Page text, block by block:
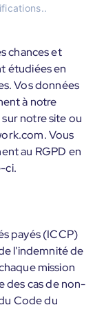
chances et
étudiées en
Vos données
à notre
notre site ou
Vous
au RGPD en
ci.
payés (ICCP)
l'indemnité de
mission
des cas de non-
Code du